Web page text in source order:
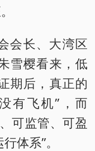
会长、大湾区
雪樱看来，低
期后，真正的
有飞机”，而
可监管、可盈
体系”。